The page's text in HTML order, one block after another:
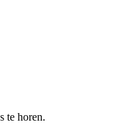
te horen.